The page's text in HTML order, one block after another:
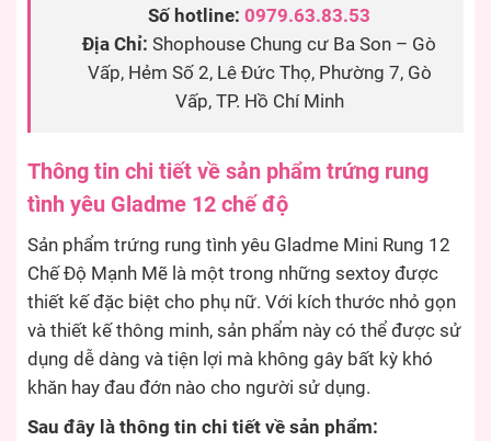
Số hotline: 0979.63.83.53
Địa Chỉ: Shophouse Chung cư Ba Son – Gò
Vấp, Hẻm Số 2, Lê Đức Thọ, Phường 7, Gò
Vấp, TP. Hồ Chí Minh
Thông tin chi tiết về sản phẩm trứng rung
tình yêu Gladme 12 chế độ
Sản phẩm trứng rung tình yêu Gladme Mini Rung 12
Chế Độ Mạnh Mẽ là một trong những sextoy được
thiết kế đặc biệt cho phụ nữ. Với kích thước nhỏ gọn
và thiết kế thông minh, sản phẩm này có thể được sử
dụng dễ dàng và tiện lợi mà không gây bất kỳ khó
khăn hay đau đớn nào cho người sử dụng.
Sau đây là thông tin chi tiết về sản phẩm: